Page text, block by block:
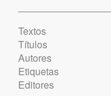
Textos
Títulos
Autores
Etiquetas
Editores